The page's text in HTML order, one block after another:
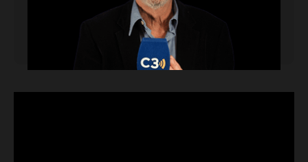
Lo que nadie te cuenta sobre
fumar cigarrillos electrónicos